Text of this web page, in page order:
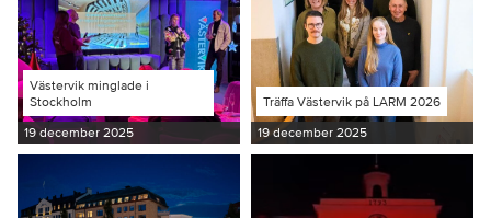
Västervik minglade i
Stockholm
19 december 2025
Träffa Västervik på LARM 2026
19 december 2025